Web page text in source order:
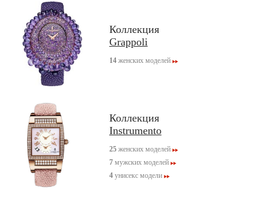
Коллекция
Grappoli
14женских моделей
Коллекция
Instrumento
25женских моделей
7мужских моделей
4унисекс модели